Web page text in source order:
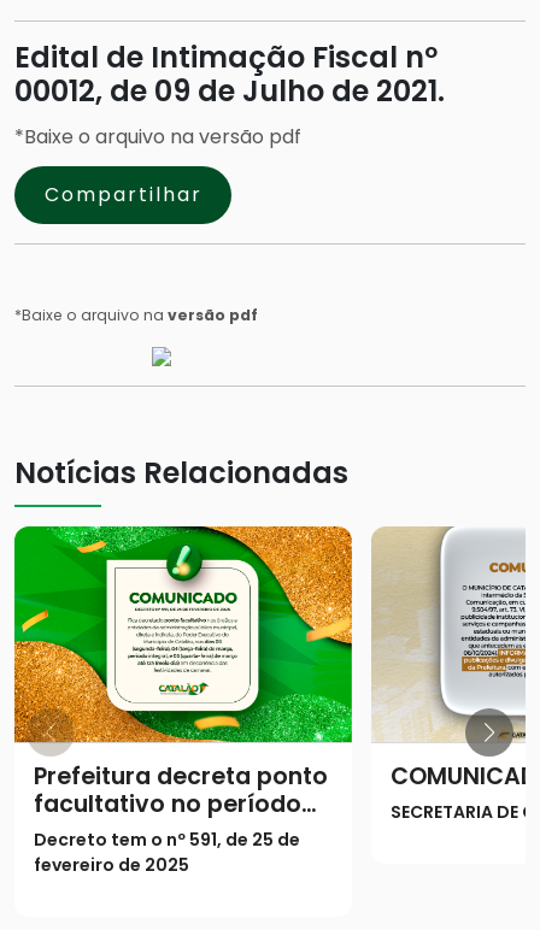
Edital de Intimação Fiscal nº
00012, de 09 de Julho de 2021.
*Baixe o arquivo na versão pdf
Compartilhar
*Baixe o arquivo na versão pdf
Notícias Relacionadas
Prefeitura decreta ponto
facultativo no período
do Carnaval
Decreto tem o nº 591, de 25 de
fevereiro de 2025
SECRETARIA DE